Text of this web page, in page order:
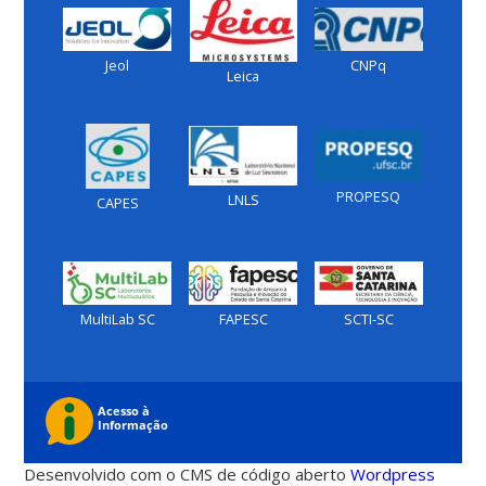
Jeol
Leica
CNPq
CAPES LNLS PROPESQ
MultiLab SC FAPESC SCTI-SC
Desenvolvido com o CMS de código abertoWordpress